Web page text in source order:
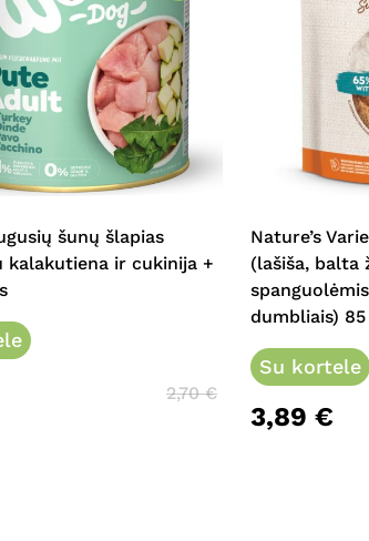
šunų šlapias
kalakutiena ir cukinija +
2,70€
Nature’s
(lašiša, balta
dumbliais) 85
Su kortele
3,89 €